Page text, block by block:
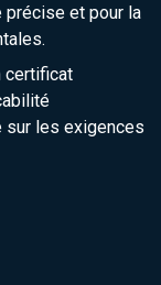
précise et pour la
certificat
sur les exigences